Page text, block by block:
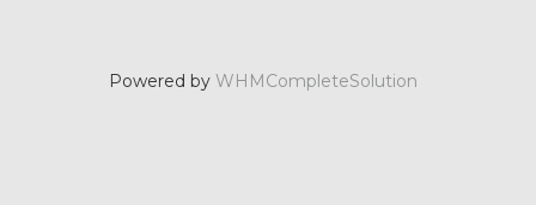
Powered by WHMCompleteSolution